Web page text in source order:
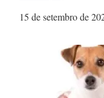
Data
15 de setembro de